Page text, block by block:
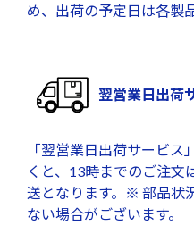
め、出荷の予定日は各製
翌営業日出荷
「翌営業日出荷サービ
くと、13時までのご注文
送となります。※ 部品状
ない場合がございます。